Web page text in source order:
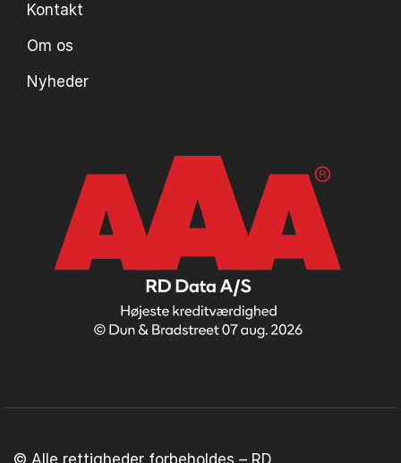
Kontakt
Om os
Nyheder
© Alle rettigheder forbeholdes – RD